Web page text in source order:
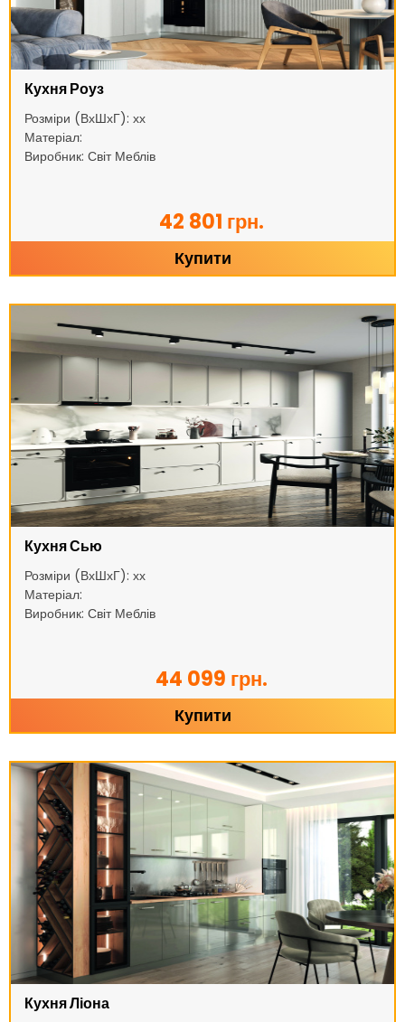
Кухня Роуз
Розміри (ВхШхГ): хх
Матеріал:
Виробник: Світ Меблів
42 801 грн.
Купити
Кухня Сью
Розміри (ВхШхГ): хх
Матеріал:
Виробник: Світ Меблів
44 099 грн.
Купити
Кухня Ліона